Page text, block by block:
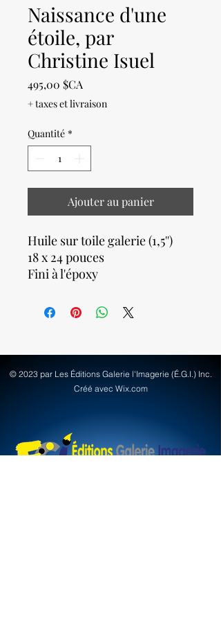
Naissance d'une
étoile, par
Christine Isuel
495,00 $CA
+ taxes et livraison
Quantité *
Ajouter au panier
Huile sur toile galerie (1,5'')
18 x 24 pouces
Fini à l'époxy
© 2023 par Les Éditions Galerie l'Imagerie (É.G.I.) Inc.
Créé avec Wix.com